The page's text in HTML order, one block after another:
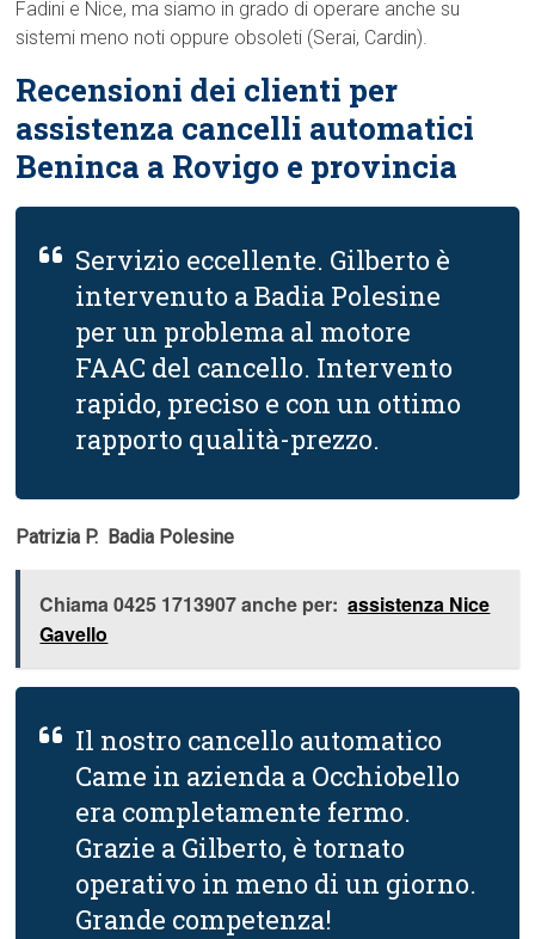
Fadini e Nice, ma siamo in grado di operare anche su
sistemi meno noti oppure obsoleti (Serai, Cardin).
Recensioni dei clienti per
assistenza cancelli automatici
Beninca a Rovigo e provincia
Servizio eccellente. Gilberto è
intervenuto a Badia Polesine
per un problema al motore
FAAC del cancello. Intervento
rapido, preciso e con un ottimo
rapporto qualità-prezzo.
Patrizia P.  Badia Polesine
Chiama 0425 1713907 anche per: assistenza Nice
Gavello
Il nostro cancello automatico
Came in azienda a Occhiobello
era completamente fermo.
Grazie a Gilberto, è tornato
operativo in meno di un giorno.
Grande competenza!